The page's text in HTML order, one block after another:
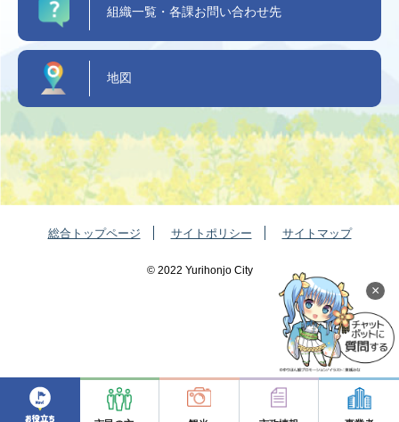
×
組織一覧・各課お問い合わせ先
地図
総合トップページ サイトポリシー サイトマップ
©️ 2022 Yurihonjo City